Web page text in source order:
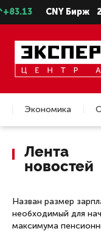
CNY Бирж 27.59
Экономика
Недвижимость
Лента
новостей
Назван размер
необходимый для
максимума